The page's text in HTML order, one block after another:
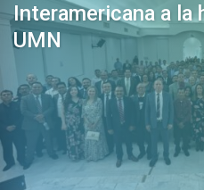
Interamericana a la
UMN